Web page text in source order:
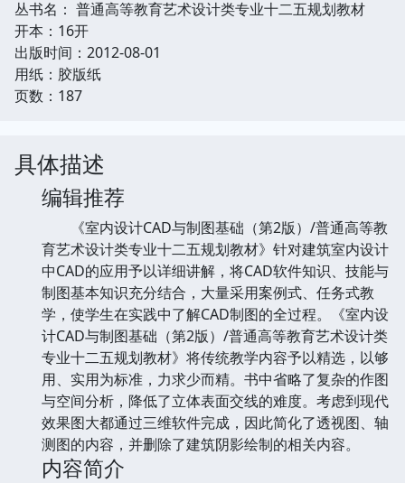
丛书名： 普通高等教育艺术设计类专业十二五规划教材
开本：16开
出版时间：2012-08-01
用纸：胶版纸
页数：187
具体描述
编辑推荐
《室内设计CAD与制图基础（第2版）/普通高等教
育艺术设计类专业十二五规划教材》针对建筑室内设计
中CAD的应用予以详细讲解，将CAD软件知识、技能与
制图基本知识充分结合，大量采用案例式、任务式教
学，使学生在实践中了解CAD制图的全过程。《室内设
计CAD与制图基础（第2版）/普通高等教育艺术设计类
专业十二五规划教材》将传统教学内容予以精选，以够
用、实用为标准，力求少而精。书中省略了复杂的作图
与空间分析，降低了立体表面交线的难度。考虑到现代
效果图大都通过三维软件完成，因此简化了透视图、轴
测图的内容，并删除了建筑阴影绘制的相关内容。
内容简介